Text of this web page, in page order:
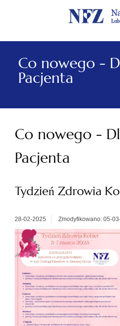
Co nowego -
Pacjenta
Co nowego -
Pacjenta
Tydzień Zdrowia
28-02-2025 Zmodyfikowano: 05-